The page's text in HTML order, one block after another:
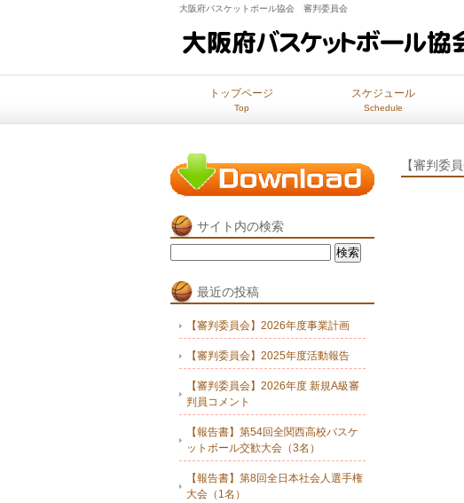
大阪府バスケットボール協会 審判委員会
トップページ
Top
スケジュール
Schedule
【審判委
サイト内の検索
最近の投稿
【審判委員会】2026年度事業計画
【審判委員会】2025年度活動報告
【審判委員会】2026年度 新規A級審
判員コメント
【報告書】第54回全関西高校バスケ
ットボール交歓大会（3名）
【報告書】第8回全日本社会人選手権
大会（1名）